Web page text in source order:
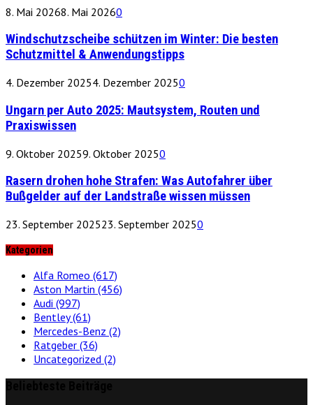
8. Mai 20268. Mai 20260
Windschutzscheibe schützen im Winter: Die besten
Schutzmittel & Anwendungstipps
4. Dezember 20254. Dezember 20250
Ungarn per Auto 2025: Mautsystem, Routen und
Praxiswissen
9. Oktober 20259. Oktober 20250
Rasern drohen hohe Strafen: Was Autofahrer über
Bußgelder auf der Landstraße wissen müssen
23. September 202523. September 20250
Kategorien
Alfa Romeo (617)
Aston Martin (456)
Audi (997)
Bentley(61)
Mercedes-Benz (2)
Ratgeber (36)
Uncategorized (2)